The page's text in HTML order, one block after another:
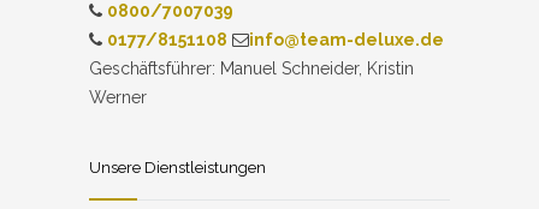
0800/7007039
0177/8151108
info@team-deluxe.de
Geschäftsführer: Manuel Schneider, Kristin
Werner
Unsere Dienstleistungen